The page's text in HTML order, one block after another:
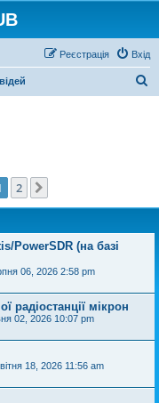
Вхід
Реєстрація
2
PowerSDR (на базі
06, 2026 2:58 pm
радіостанції мікрон
02, 2026 10:07 pm
18, 2026 11:56 am